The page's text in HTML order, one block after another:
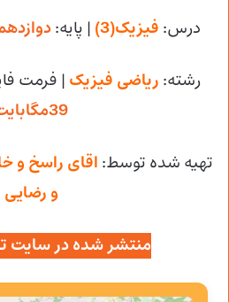
درس: فیزیک(3) | پایه:
رشته: ریاضی فیزیک | فرمت
39مگابایت
تهیه شده توسط: اقای راسخ و
و رضایی
منتشر شده در سایت